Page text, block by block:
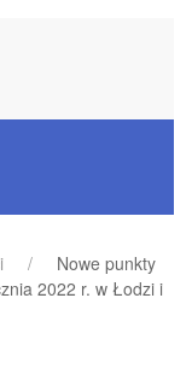
Nowe punkty
2022 r. w Łodzi i